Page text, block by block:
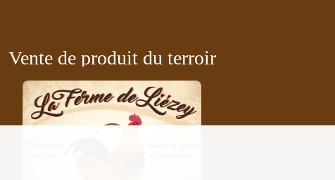
Vente de produit du terroir